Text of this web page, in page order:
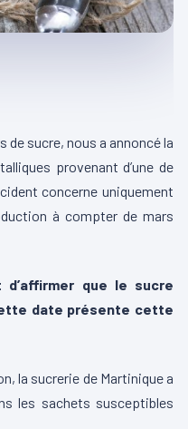
de sucre, nous a annoncé la
provenant d’une de
concerne uniquement
à compter de mars
d’affirmer que le sucre
date présente cette
la sucrerie de Martinique a
les sachets susceptibles